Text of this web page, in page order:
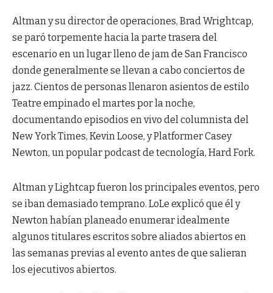
Altman y su director de operaciones, Brad Wrightcap,
se paró torpemente hacia la parte trasera del
escenario en un lugar lleno de jam de San Francisco
donde generalmente se llevan a cabo conciertos de
jazz. Cientos de personas llenaron asientos de estilo
Teatre empinado el martes por la noche,
documentando episodios en vivo del columnista del
New York Times, Kevin Loose, y Platformer Casey
Newton, un popular podcast de tecnología, Hard Fork.
Altman y Lightcap fueron los principales eventos, pero
se iban demasiado temprano. LoLe explicó que él y
Newton habían planeado enumerar idealmente
algunos titulares escritos sobre aliados abiertos en
las semanas previas al evento antes de que salieran
los ejecutivos abiertos.